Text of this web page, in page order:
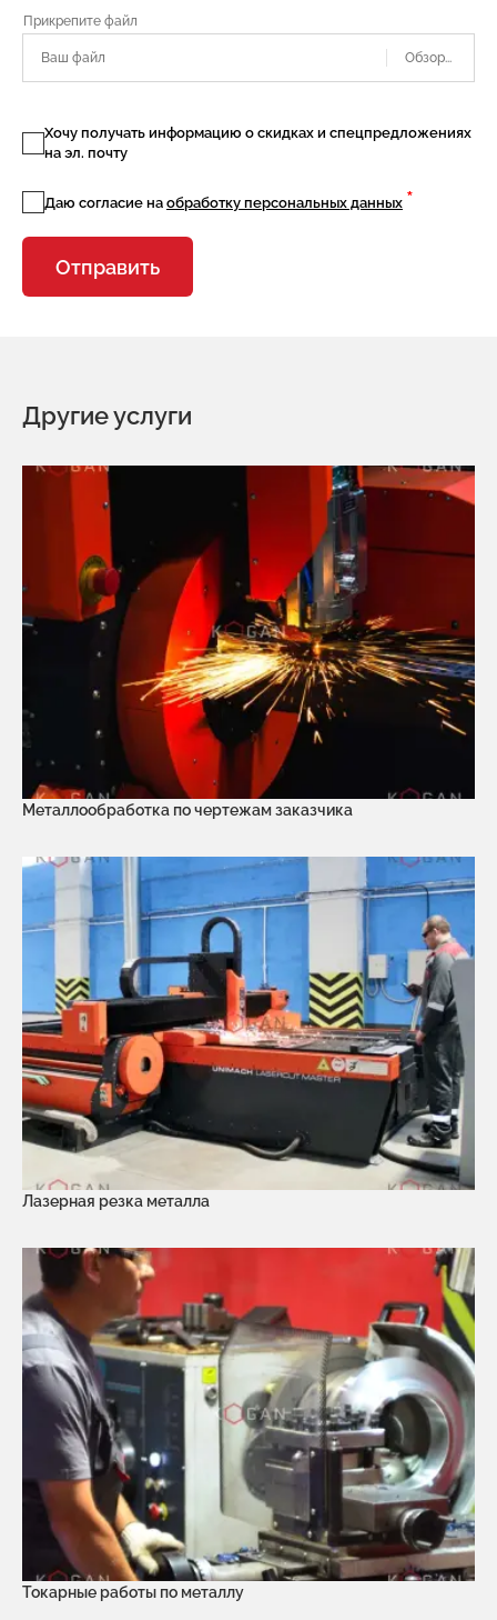
Ваш файл
Хочу получать информацию о скидках и спецпредложениях
на эл. почту
Даю согласие на обработку персональных данных *
Отправить
Другие услуги
Металлообработка по чертежам заказчика
Лазерная резка металла
Токарные работы по металлу